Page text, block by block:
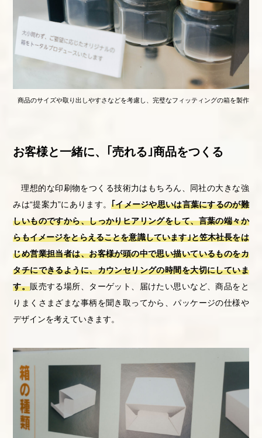
商品のサイズや取り出しやすさなどを考慮し、完璧なフィッティングの箱を製作
お客様と一緒に、｢売れる｣商品をつくる
理想的な印刷物をつくる技術力はもちろん、同社の大きな強
みは“提案力”にあります。｢イメージや思いは言葉にするのが難
しいものですから、しっかりヒアリングをして、言葉の端々か
らもイメージをとらえることを意識しています｣と笠木社長をは
じめ営業担当者は、お客様が頭の中で思い描いているものをカ
タチにできるように、カウンセリングの時間を大切にしていま
す。販売する場所、ターゲット、届けたい思いなど、商品をと
りまくさまざまな事柄を聞き取ってから、パッケージの仕様や
デザインを考えていきます。